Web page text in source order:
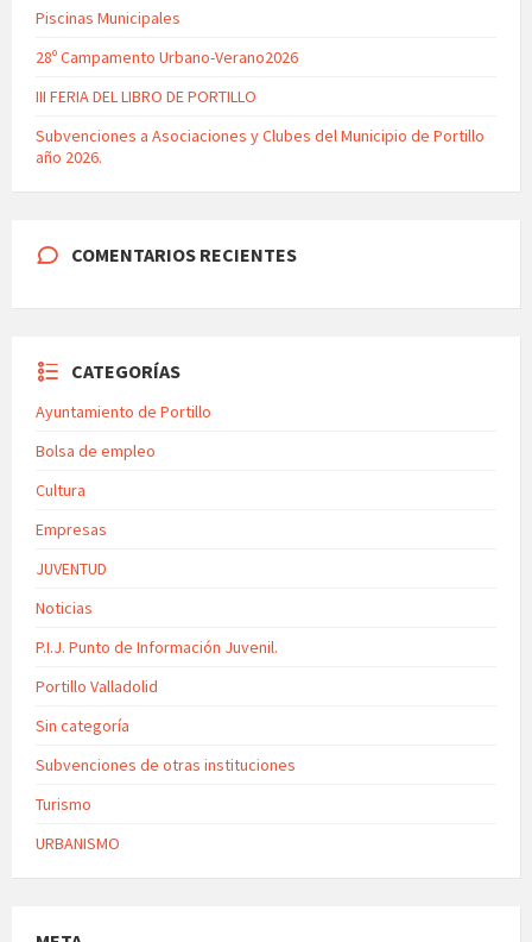
Piscinas Municipales
28º Campamento Urbano-Verano2026
III FERIA DEL LIBRO DE PORTILLO
Subvenciones a Asociaciones y Clubes del Municipio de Portillo
año 2026.
COMENTARIOS RECIENTES
CATEGORÍAS
Ayuntamiento de Portillo
Bolsa de empleo
Cultura
Empresas
JUVENTUD
Noticias
P.I.J. Punto de Información Juvenil.
Portillo Valladolid
Sin categoría
Subvenciones de otras instituciones
Turismo
URBANISMO